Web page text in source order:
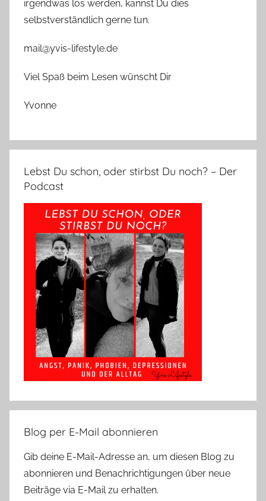
irgendwas los werden, kannst Du dies
selbstverständlich gerne tun.
mail@yvis-lifestyle.de
Viel Spaß beim Lesen wünscht Dir
Yvonne
Lebst Du schon, oder stirbst Du noch? – Der
Podcast
Blog per E-Mail abonnieren
Gib deine E-Mail-Adresse an, um diesen Blog zu
abonnieren und Benachrichtigungen über neue
Beiträge via E-Mail zu erhalten.